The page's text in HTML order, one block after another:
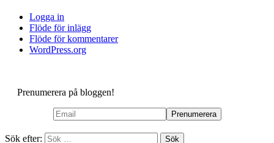
Logga in
Flöde för inlägg
Flöde för kommentarer
WordPress.org
Prenumerera på bloggen!
Sök efter: